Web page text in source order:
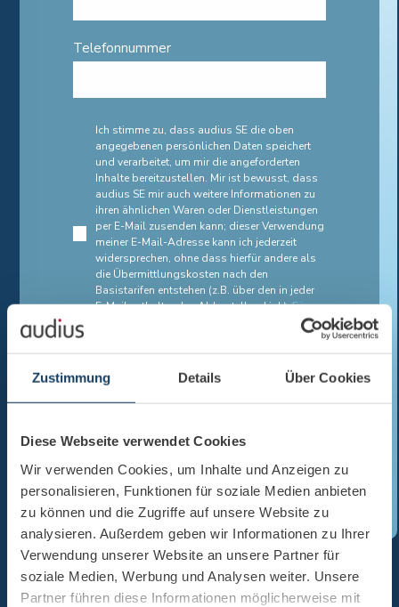
Zustimmung Details Über Cookies
Diese Webseite verwendet Cookies
Wir verwenden Cookies, um Inhalte und Anzeigen zu
personalisieren, Funktionen für soziale Medien anbieten
zu können und die Zugriffe auf unsere Website zu
analysieren. Außerdem geben wir Informationen zu Ihrer
Verwendung unserer Website an unsere Partner für
soziale Medien, Werbung und Analysen weiter. Unsere
Partner führen diese Informationen möglicherweise mit
Telefonnummer
Ich stimme zu, dass audius SE die oben
angegebenen persönlichen Daten speichert
und verarbeitet, um mir die angeforderten
Inhalte bereitzustellen. Mir ist bewusst, dass
audius SE mir auch weitere Informationen zu
ihren ähnlichen Waren oder Dienstleistungen
per E-Mail zusenden kann; dieser Verwendung
meiner E-Mail-Adresse kann ich jederzeit
widersprechen, ohne dass hierfür andere als
die Übermittlungskosten nach den
Basistarifen entstehen (z.B. über den in jeder
E-Mail enthaltenden Abbestellen-Link).Für
weitere Informationen lesen Sie bitte unsere